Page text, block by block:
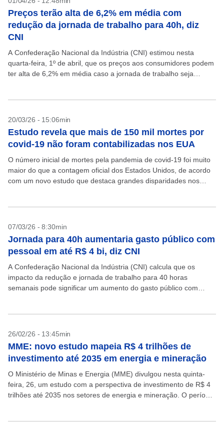
Preços terão alta de 6,2% em média com
redução da jornada de trabalho para 40h, diz
CNI
A Confederação Nacional da Indústria (CNI) estimou nesta
quarta-feira, 1º de abril, que os preços aos consumidores podem
ter alta de 6,2% em média caso a jornada de trabalho seja
20/03/26 - 15:06min
Estudo revela que mais de 150 mil mortes por
covid-19 não foram contabilizadas nos EUA
O número inicial de mortes pela pandemia de covid-19 foi muito
maior do que a contagem oficial dos Estados Unidos, de acordo
com um novo estudo que destaca grandes disparidades nos
07/03/26 - 8:30min
Jornada para 40h aumentaria gasto público com
pessoal em até R$ 4 bi, diz CNI
A Confederação Nacional da Indústria (CNI) calcula que os
impacto da redução e jornada de trabalho para 40 horas
semanais pode significar um aumento do gasto público com
26/02/26 - 13:45min
MME: novo estudo mapeia R$ 4 trilhões de
investimento até 2035 em energia e mineração
O Ministério de Minas e Energia (MME) divulgou nesta quinta-
feira, 26, um estudo com a perspectiva de investimento de R$ 4
trilhões até 2035 nos setores de energia e mineração. O período